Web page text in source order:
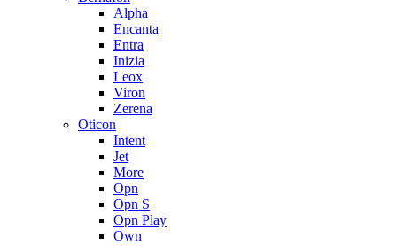
Alpha
Encanta
Entra
Inizia
Leox
Viron
Zerena
Oticon
Intent
Jet
More
Opn
Opn S
Opn Play
Own